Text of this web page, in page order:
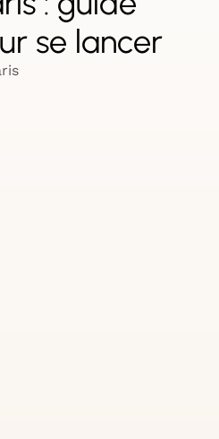
se lancer